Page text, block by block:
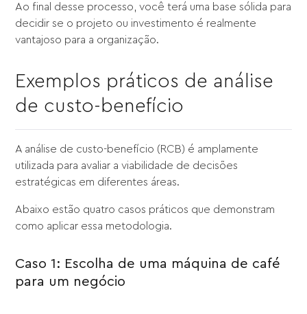
Ao final desse processo, você terá uma base sólida para
decidir se o projeto ou investimento é realmente
vantajoso para a organização.
Exemplos práticos de análise
de custo-benefício
A análise de custo-benefício (RCB) é amplamente
utilizada para avaliar a viabilidade de decisões
estratégicas em diferentes áreas.
Abaixo estão quatro casos práticos que demonstram
como aplicar essa metodologia.
Caso 1: Escolha de uma máquina de café
para um negócio